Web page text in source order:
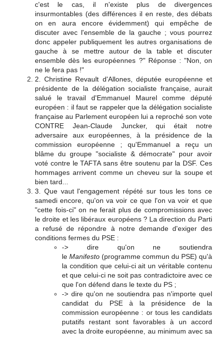
c'est le cas, il n'existe plus de divergences
insurmontables (des différences il en reste, des débats
on en aura encore évidemment) qui empêche de
discuter avec l'ensemble de la gauche ; vous pourrez
donc appeler publiquement les autres organisations de
gauche à se mettre autour de la table et discuter
ensemble dès les européennes ?" Réponse : "Non, on
ne le fera pas !"
2. Christine Revault d'Allones, députée européenne et
présidente de la délégation socialiste française, aurait
salué le travail d'Emmanuel Maurel comme député
européen : il faut se rappeler que la délégation socialiste
française au Parlement européen lui a reproché son vote
CONTRE Jean-Claude Juncker, qui était notre
adversaire aux européennes, à la présidence de la
commission européenne ; qu'Emmanuel a reçu un
blâme du groupe "socialiste & démocrate" pour avoir
voté contre le TAFTA sans être soutenu par la DSF. Ces
hommages arrivent comme un cheveu sur la soupe et
bien tard...
3. Que vaut l'engagement répété sur tous les tons ce
samedi encore, qu'on va voir ce que l'on va voir et que
"cette fois-ci" on ne ferait plus de compromissions avec
le droite et les libéraux européens ? La direction du Parti
a refusé de répondre à notre demande d'exiger des
conditions fermes du PSE :
-> dire qu'on ne soutiendra
le Manifesto (programme commun du PSE) qu'à
la condition que celui-ci ait un véritable contenu
et que celui-ci ne soit pas contradictoire avec ce
que l'on défend dans le texte du PS ;
-> dire qu'on ne soutiendra pas n'importe quel
candidat du PSE à la présidence de la
commission européenne : or tous les candidats
putatifs restant sont favorables à un accord
avec la droite européenne, au minimum avec sa